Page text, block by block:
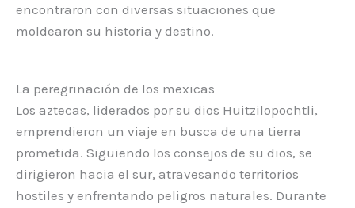
encontraron con diversas situaciones que
moldearon su historia y destino.
La peregrinación de los mexicas
Los aztecas, liderados por su dios Huitzilopochtli,
emprendieron un viaje en busca de una tierra
prometida. Siguiendo los consejos de su dios, se
dirigieron hacia el sur, atravesando territorios
hostiles y enfrentando peligros naturales. Durante